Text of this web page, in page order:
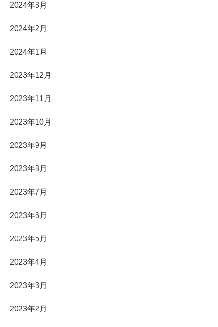
2024年3月
2024年2月
2024年1月
2023年12月
2023年11月
2023年10月
2023年9月
2023年8月
2023年7月
2023年6月
2023年5月
2023年4月
2023年3月
2023年2月